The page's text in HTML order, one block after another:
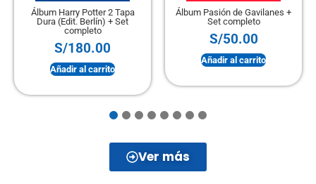
Álbum Harry Potter 2 Tapa
Dura (Edit. Berlín) + Set
completo
S/180.00
Añadir al carrito
Álbum Pasión de Gavilanes +
Set completo
S/50.00
Añadir al carrito
Ver más